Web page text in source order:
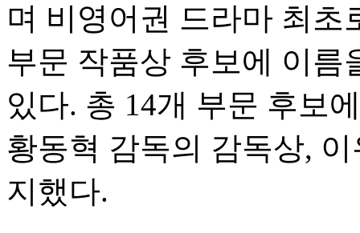
며 비영어권 드라마 최초
부문 작품상 후보에 이름
있다. 총 14개 부문 후보
황동혁 감독의 감독상,
지했다.